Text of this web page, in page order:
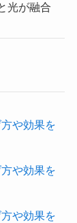
光が融合
や効果を
や効果を
や効果を